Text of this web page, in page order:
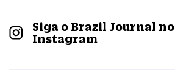
Siga o Brazil Journal no
Instagram